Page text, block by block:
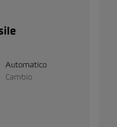
Automatico
Cambio